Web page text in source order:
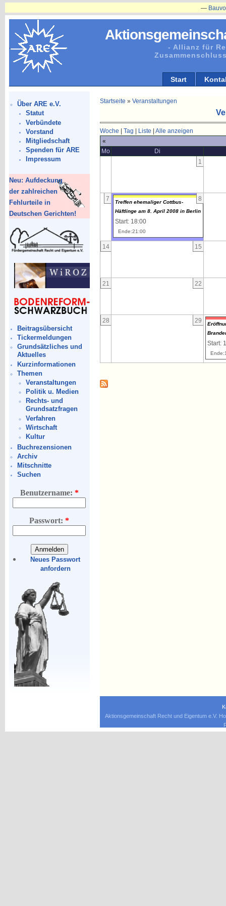
- Allianz für
Start
Über ARE e.V.
Statut
Verbündete
Vorstand
Mitgliedschaft
Spenden für ARE
Impressum
Neu: Aufdeckung
der zahlreichen
Fehlurteile in
Deutschen Gerichten!
Beitragsübersicht
Tickermeldungen
Grundsätzliches und
Aktuelles
Kurzinformationen
Themen
Veranstaltungen
Politik u. Medien
Rechts- und
Grundsatzfragen
Verfahren
Wirtschaft
Kultur
Buchrezensionen
Archiv
Mitschnitte
Suchen
Benutzername: *
Passwort:*
Neues Passwort
anfordern
Startseite » Veranstaltungen
Woche Tag Liste
Alle anzeigen
«
Mo
Di
1
7 8
Treffen ehemaliger Cottbus-
Häftlinge am 8. April 2008 in Berlin
Start: 18:00
Ende:21:00
14 15
21 22
28 29
Start:
Aktionsgemeinschaft Recht und Eigentum e.V.